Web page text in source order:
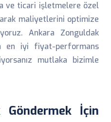
ve ticari işletmelere özel
maliyetlerini optimize
Ankara Zonguldak
en iyi fiyat-performans
mutlaka bizimle
Göndermek İçin